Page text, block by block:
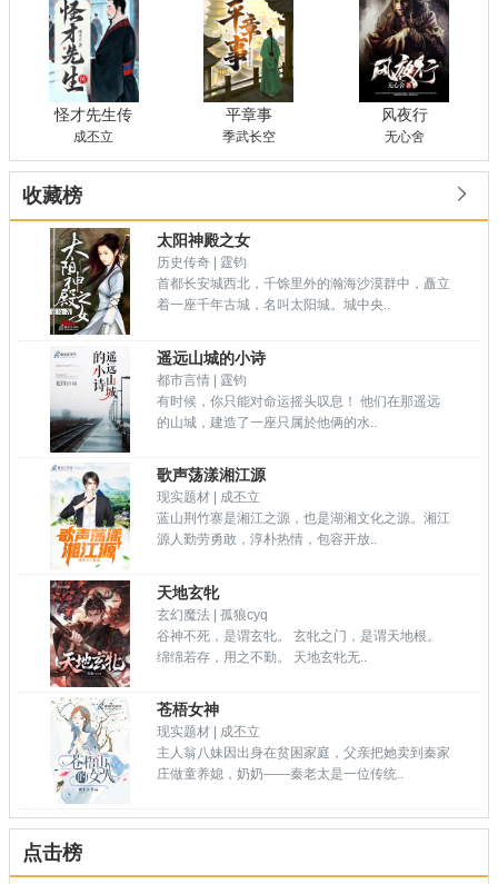
怪才先生传
成丕立
平章事
季武长空
风夜行
无心舍
收藏榜 
太阳神殿之女
历史传奇 | 霆钧
首都长安城西北，千馀里外的瀚海沙漠群中，矗立
着一座千年古城，名叫太阳城。城中央..
遥远山城的小诗
都市言情 | 霆钧
有时候，你只能对命运摇头叹息！ 他们在那遥远
的山城，建造了一座只属於他俩的水..
歌声荡漾湘江源
现实题材 | 成丕立
蓝山荆竹寨是湘江之源，也是湖湘文化之源。湘江
源人勤劳勇敢，淳朴热情，包容开放..
天地玄牝
玄幻魔法 | 孤狼cyq
谷神不死，是谓玄牝。 玄牝之门，是谓天地根。
绵绵若存，用之不勤。 天地玄牝无..
苍梧女神
现实题材 | 成丕立
主人翁八妹因出身在贫困家庭，父亲把她卖到秦家
庄做童养媳，奶奶——秦老太是一位传统..
点击榜